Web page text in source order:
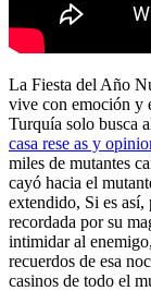
La Fiesta del Año
vive con emoción y
Turquía solo busca
casa rese as y
miles de mutantes
cayó hacia el
extendido, Si es
recordada por su
intimidar al
recuerdos de esa
casinos de todo el